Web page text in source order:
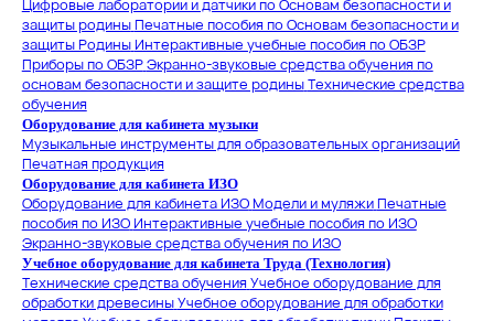
Цифровые лаборатории и датчики по Основам безопасности и
защиты родиныПечатные пособия по Основам безопасности и
защиты Родины Интерактивные учебные пособия по ОБЗР
Приборы по ОБЗРЭкранно-звуковые средства обучения по
основам безопасности и защите родиныТехнические средства
обучения
Оборудование для кабинета музыки
Музыкальные инструменты для образовательных организаций
Печатная продукция
Оборудование для кабинета ИЗО
Оборудование для кабинета ИЗОМодели и муляжиПечатные
пособия по ИЗО Интерактивные учебные пособия по ИЗО
Экранно-звуковые средства обучения по ИЗО
Учебное оборудование для кабинета Труда (Технология)
Технические средства обученияУчебное оборудование для
обработки древесиныУчебное оборудование для обработки